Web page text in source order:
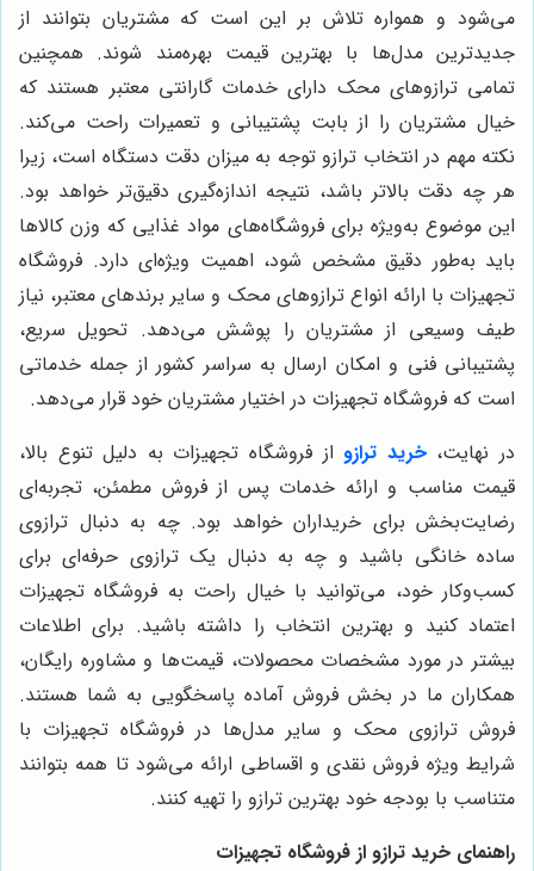
می‌شود و همواره تلاش بر این است که مشتریان بتوانند از
جدیدترین مدل‌ها با بهترین قیمت بهره‌مند شوند. همچنین
تمامی ترازوهای محک دارای خدمات گارانتی معتبر هستند که
خیال مشتریان را از بابت پشتیبانی و تعمیرات راحت می‌کند.
نکته مهم در انتخاب ترازو توجه به میزان دقت دستگاه است، زیرا
هر چه دقت بالاتر باشد، نتیجه اندازه‌گیری دقیق‌تر خواهد بود.
این موضوع به‌ویژه برای فروشگاه‌های مواد غذایی که وزن کالاها
باید به‌طور دقیق مشخص شود، اهمیت ویژه‌ای دارد. فروشگاه
تجهیزات با ارائه انواع ترازوهای محک و سایر برندهای معتبر، نیاز
طیف وسیعی از مشتریان را پوشش می‌دهد. تحویل سریع،
پشتیبانی فنی و امکان ارسال به سراسر کشور از جمله خدماتی
است که فروشگاه تجهیزات در اختیار مشتریان خود قرار می‌دهد.
در نهایت، خرید ترازو از فروشگاه تجهیزات به دلیل تنوع بالا،
قیمت مناسب و ارائه خدمات پس از فروش مطمئن، تجربه‌ای
رضایت‌بخش برای خریداران خواهد بود. چه به دنبال ترازوی
ساده خانگی باشید و چه به دنبال یک ترازوی حرفه‌ای برای
کسب‌وکار خود، می‌توانید با خیال راحت به فروشگاه تجهیزات
اعتماد کنید و بهترین انتخاب را داشته باشید. برای اطلاعات
بیشتر در مورد مشخصات محصولات، قیمت‌ها و مشاوره رایگان،
همکاران ما در بخش فروش آماده پاسخگویی به شما هستند.
فروش ترازوی محک و سایر مدل‌ها در فروشگاه تجهیزات با
شرایط ویژه فروش نقدی و اقساطی ارائه می‌شود تا همه بتوانند
متناسب با بودجه خود بهترین ترازو را تهیه کنند.
راهنمای خرید ترازو از فروشگاه تجهیزات